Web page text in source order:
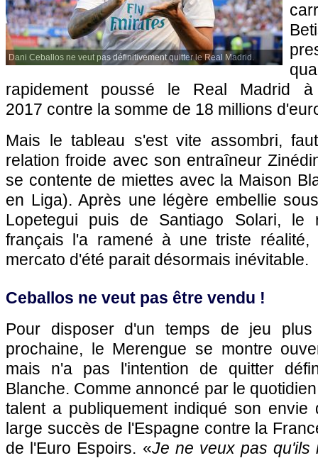
Dani Ceballos ne veut pas définitivement quitter le Real Madrid.
rapidement poussé le Real Madrid
2017 contre la somme de 18 millions
Mais le tableau s'est vite assombri,
relation froide avec son entraîneur
se contente de miettes avec la Maison
en Liga). Après une légère embellie
Lopetegui puis de Santiago Solari, le
français l'a ramené à une triste
mercato d'été parait désormais inévitable.
Ceballos ne veut pas être vendu !
Pour disposer d'un temps de jeu
prochaine, le Merengue se montre
mais n'a pas l'intention de quitter
Blanche. Comme annoncé par le
talent a publiquement indiqué son envie
large succès de l'Espagne contre la
de l'Euro Espoirs. «Je ne veux pas qu'ils